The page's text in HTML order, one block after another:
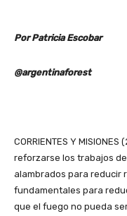
Por Patricia Escobar
@argentinaforest
CORRIENTES Y
reforzarse los trabajos
alambrados para reducir
fundamentales para
que el fuego no pueda